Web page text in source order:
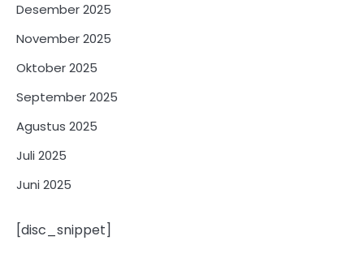
Desember 2025
November 2025
Oktober 2025
September 2025
Agustus 2025
Juli 2025
Juni 2025
[disc_snippet]